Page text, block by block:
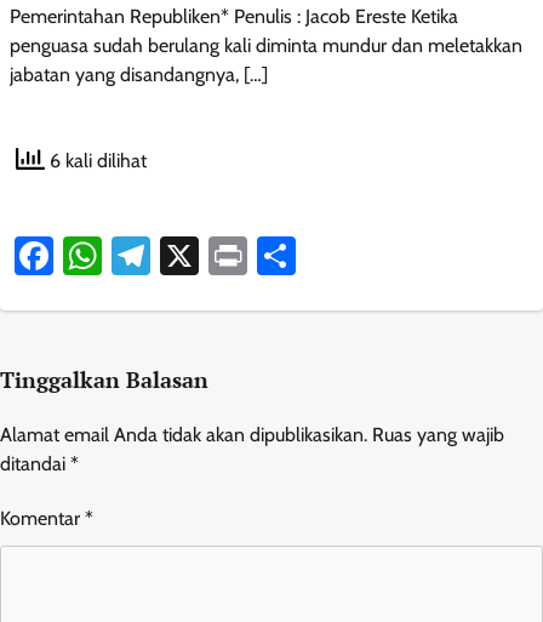
Pemerintahan Republiken* Penulis : Jacob Ereste Ketika
penguasa sudah berulang kali diminta mundur dan meletakkan
jabatan yang disandangnya, […]
6 kali dilihat
Facebook
WhatsApp
Telegram
X Print
Tinggalkan Balasan
Alamat email Anda tidak akan dipublikasikan. Ruas yang wajib
ditandai *
Komentar *